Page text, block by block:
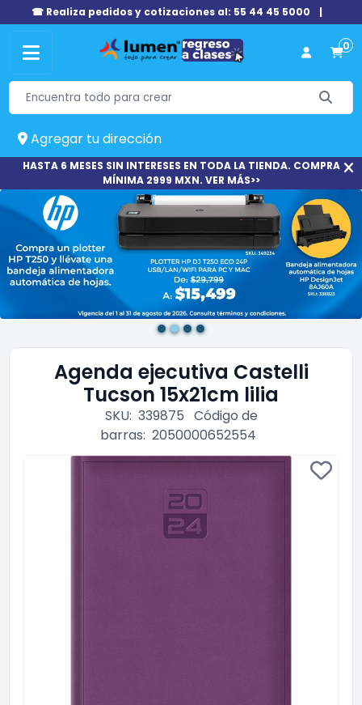
☎ Realiza pedidos y cotizaciones al: 55 44 45 5000 |
0
Agregar tu dirección
HASTA 6 MESES SIN INTERESES EN TODA LA TIENDA. COMPRA
MÍNIMA 2999 MXN. VER MÁS>>
Agenda ejecutiva Castelli
Tucson 15x21cm lilia
SKU: 339875 Código de
barras: 2050000652554